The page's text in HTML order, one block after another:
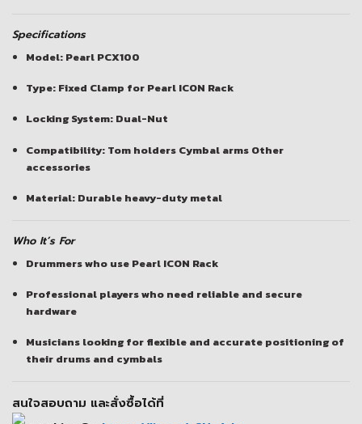
Specifications
Model: Pearl PCX100
Type: Fixed Clamp for Pearl ICON Rack
Locking System: Dual-Nut
Compatibility: Tom holders Cymbal arms Other
accessories
Material: Durable heavy-duty metal
Who It’s For
Drummers who use Pearl ICON Rack
Professional players who need reliable and secure
hardware
Musicians looking for flexible and accurate positioning of
their drums and cymbals
สนใจสอบถาม และสั่งซื้อได้ที่